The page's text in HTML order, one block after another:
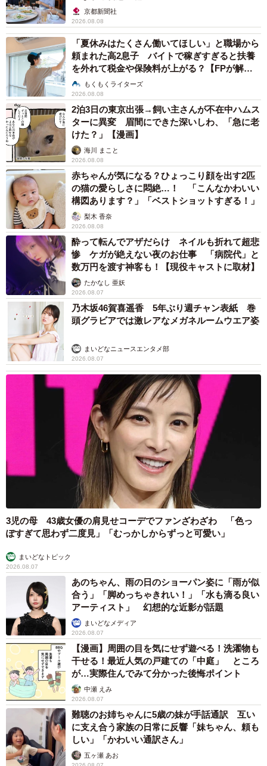
5/7
SNSではかなりの人気だったんだニャ
なに？ちゃんと可愛く撮ってほしいニャ
今回のおばあさんは、助成金制度はもちろん、地域猫活
動を知らなかったケース。このように飼い主のいない猫
（野良猫）で困っている方には、近くの地方公共団体や愛
護団体に相談していただくことをお勧めします。管理する
ことで、発情期の鳴き声や糞尿被害など人への環境面も改
善され、猫も生殖器の病気や予防、喧嘩が減りストレスも
軽減される。人にも猫にもメリットがあり、現代社会で人
と猫が共生していくには必要な制度ではないでしょうか。
京都新聞社
2026.08.08
「夏休みはたくさん働いてほしい」と職場から
頼まれた高2息子 バイトで稼ぎすぎると扶養
を外れて税金や保険料が上がる？【FPが解
説】もくもくライターズ
2026.08.08
2泊3日の東京出張→飼い主さんが不在中ハムス
ターに異変 眉間にできた深いしわ、「急に老
けた？」【漫画】
海川 まこと
2026.08.08
赤ちゃんが気になる？ひょっこり顔を出す2匹
の猫の愛らしさに悶絶…！ 「こんなかわいい
構図あります？」「ベストショットすぎる！」
梨木 香奈
2026.08.08
酔って転んでアザだらけ ネイルも折れて超悲
惨 ケガが絶えない夜のお仕事 「病院代」と
数万円を渡す神客も！【現役キャストに取材】
たかなし 亜妖
2026.08.07
乃木坂46賀喜遥香 5年ぶり週チャン表紙 巻
頭グラビアでは激レアなメガネルームウエア姿
まいどなニュースエンタメ部
2026.08.07
3児の母 43歳女優の肩見せコーデでファンざわざわ 「色っ
ぽすぎて思わず二度見」「むっかしからずっと可愛い」
まいどなトピック
2026.08.07
あのちゃん、雨の日のショーパン姿に「雨が似
合う」「脚めっちゃきれい！」「水も滴る良い
アーティスト」 幻想的な近影が話題
まいどなメディア
2026.08.07
【漫画】周囲の目を気にせず遊べる！洗濯物も
干せる！最近人気の戸建ての「中庭」 ところ
が…実際住んでみて分かった後悔ポイント
中瀬 えみ
2026.08.07
難聴のお姉ちゃんに5歳の妹が手話通訳 互い
に支え合う家族の日常に反響「妹ちゃん、頼も
しい」「かわいい通訳さん」
五ヶ瀬 あお